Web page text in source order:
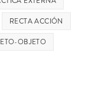
RECTA ACCIÓN
OBJETO